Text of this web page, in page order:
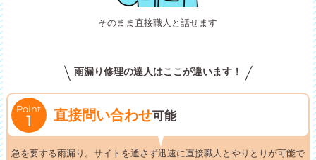
そのまま直接職人と話せます
雨漏り修理の達人はここが違います！
Point
1 直接問い合わせ可能
急を要する雨漏り。サイトを通さず迅速に直接職人とやりとりが可能で